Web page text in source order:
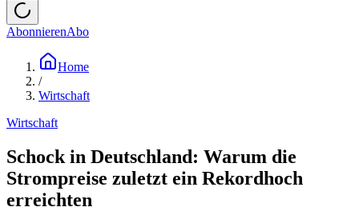
AbonnierenAbo
Home
/
Wirtschaft
Wirtschaft
Schock in Deutschland: Warum die
Strompreise zuletzt ein Rekordhoch
erreichten